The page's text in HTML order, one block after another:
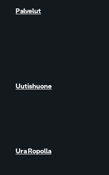
Palvelut
Uutishuone
Ura Ropolla